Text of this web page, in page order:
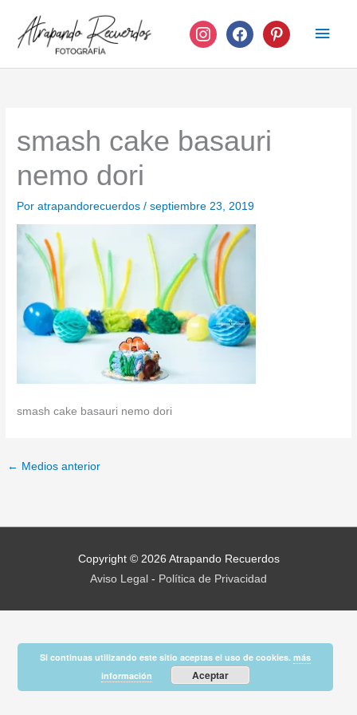
contenido
instagramfacebook pinterest
smash cake basauri
nemo dori
Poratrapandorecuerdos/septiembre 23, 2019
smash cake basauri nemo dori
← Medios anterior
Copyright © 2026 Atrapando Recuerdos
Aviso Legal - Política de Privacidad
Si continuas utilizando este sitio aceptas el uso de cookies.más
información
Aceptar